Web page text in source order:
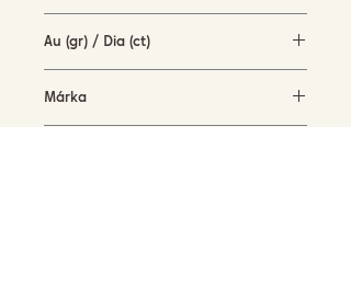
Au (gr) / Dia (ct)
Márka